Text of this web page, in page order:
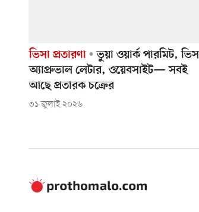
ভিসা প্রতারণা
ভুয়া ওয়ার্ক পারমিট,
অ্যাপ্রুভাল লেটার, ওয়েবসাইট— সবই
আছে প্রতারক চক্রের
৩১ জুলাই ২০২৬